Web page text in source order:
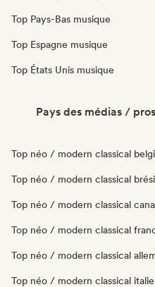
Top Pays-Bas musique
Top Espagne musique
Top États Unis musique
Pays des médias /
Top néo / modern classical
Top néo / modern classical
Top néo / modern classical
Top néo / modern classical
Top néo / modern classical
Top néo / modern classical italie